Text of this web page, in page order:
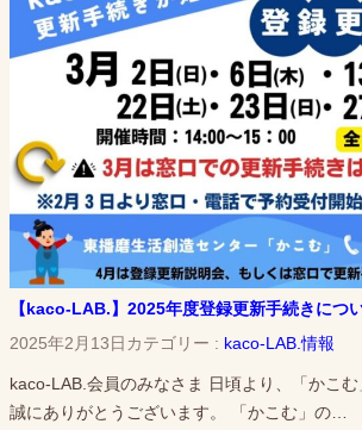
【kaco-LAB.】2025年度登録更新手続きにつ
2025年2月13日 カテゴリー : kaco-LAB.情報
kaco-LAB.会員のみなさま 日頃より、「かこ
誠にありがとうございます。 「かこむ」の…